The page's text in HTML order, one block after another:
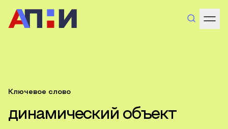
Ключевое слово
динамический объект